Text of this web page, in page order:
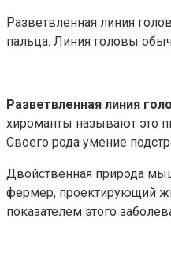
Разветвленная линия
пальца. Линия головы
Разветвленная линия
хироманты называют это
Своего рода умение
Двойственная природа
фермер, проектирующий
показателем этого